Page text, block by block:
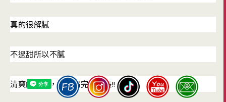
真的很解膩
不過甜所以不膩
清爽的冰粉，記得喝完再結帳!!